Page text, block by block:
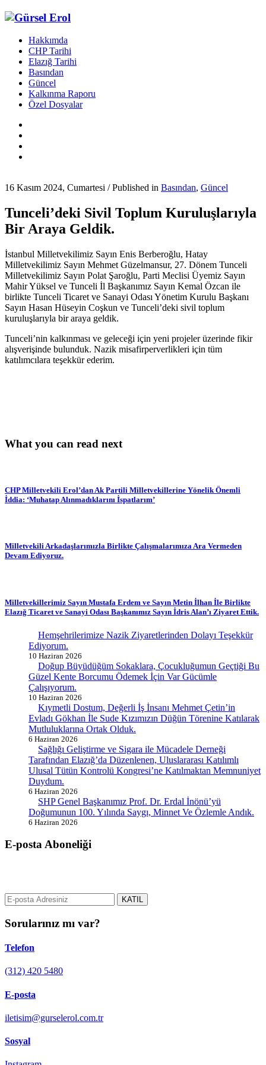
Hakkımda
CHP Tarihi
Elazığ Tarihi
Basından
Güncel
Kalkınma Raporu
Özel Dosyalar
16 Kasım 2024, Cumartesi /Published in Basından, Güncel
Tunceli’deki Sivil Toplum Kuruluşlarıyla
Bir Araya Geldik.
İstanbul Milletvekilimiz Sayın Enis Berberoğlu, Hatay
Milletvekilimiz Sayın Mehmet Güzelmansur, 27. Dönem Tunceli
Milletvekilimiz Sayın Polat Şaroğlu, Parti Meclisi Üyemiz Sayın
Mahir Yüksel ve Tunceli İl Başkanımız Sayın Kemal Özcan ile
birlikte Tunceli Ticaret ve Sanayi Odası Yönetim Kurulu Başkanı
Sayın Hasan Hüseyin Coşkun ve Tunceli’deki sivil toplum
kuruluşlarıyla bir araya geldik.
Tunceli’nin kalkınması ve geleceği için yeni projeler üzerinde fikir
alışverişinde bulunduk. Nazik misafirperverlikleri için tüm
katılımcılara teşekkür ederim.
What you can read next
CHP Milletvekili Erol’dan Ak Partili Milletvekillerine Yönelik Önemli
İddia: ‘Muhatap Alınmadıklarını İspatlarım’
Milletvekili Arkadaşlarımızla Birlikte Çalışmalarımıza Ara Vermeden
Devam Ediyoruz.
Milletvekillerimiz Sayın Mustafa Erdem ve Sayın Metin İlhan İle Birlikte
Elazığ Ticaret ve Sanayi Odası Başkanımız Sayın İdris Alan’ı Ziyaret Ettik.
Hemşehrilerimize Nazik Ziyaretlerinden Dolayı Teşekkür
Ediyorum.
10 Haziran 2026
Doğup Büyüdüğüm Sokaklara, Çocukluğumun Geçtiği Bu
Güzel Kente Borcumu Ödemek İçin Var Gücümle
Çalışıyorum.
10 Haziran 2026
Kıymetli Dostum, Değerli İş İnsanı Mehmet Çetin’in
Evladı Gökhan İle Sude Kızımızın Düğün Törenine Katılarak
Mutluluklarına Ortak Olduk.
6 Haziran 2026
Sağlığı Geliştirme ve Sigara ile Mücadele Derneği
Tarafından Elazığ’da Düzenlenen, Uluslararası Katılımlı
Ulusal Tütün Kontrolü Kongresi’ne Katılmaktan Memnuniyet
Duydum.
6 Haziran 2026
SHP Genel Başkanımız Prof. Dr. Erdal İnönü’yü
Doğumunun 100. Yılında Saygı, Minnet Ve Özlemle Andık.
6 Haziran 2026
E-posta Aboneliği
KATIL
Sorularınız mı var?
Telefon
(312) 420 5480
E-posta
iletisim@gurselerol.com.tr
Sosyal